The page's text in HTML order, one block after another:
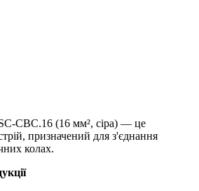
CBC.16 (16 мм², сіра) — це
призначений для з'єднання
колах.